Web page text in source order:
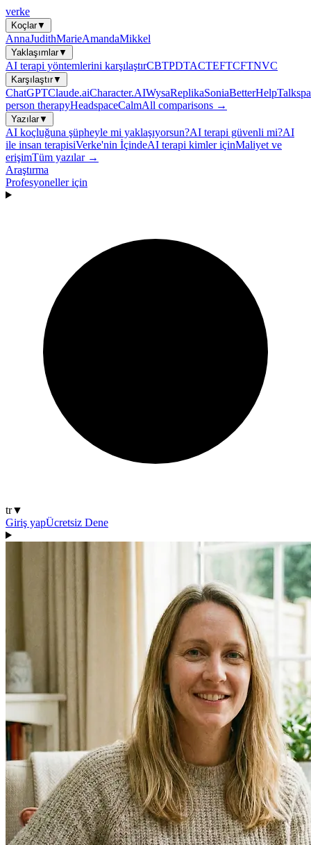
verke
Koçlar▼
AnnaJudithMarieAmandaMikkel
Yaklaşımlar▼
AI terapi yöntemlerini karşılaştırCBTPDTACTEFTCFTNVC
Karşılaştır▼
ChatGPTClaude.aiCharacter.AIWysaReplikaSoniaBetterHelp
person therapyHeadspaceCalmAll comparisons →
Yazılar▼
AI koçluğuna şüpheyle mi yaklaşıyorsun?AI terapi güvenli mi?AI
ile insan terapisiVerke'nin İçindeAI terapi kimler içinMaliyet ve
erişimTüm yazılar →
Araştırma
Profesyoneller için
tr▼
Giriş yapÜcretsiz Dene